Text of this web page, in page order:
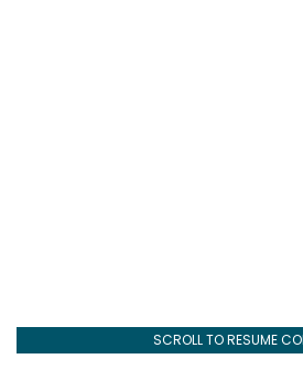
SCROLL TO RESUME